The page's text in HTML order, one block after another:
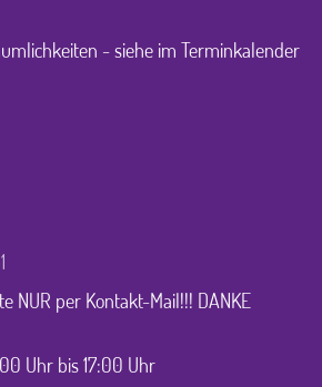
- siehe im Terminkalender
NUR per Kontakt-Mail!!! DANKE
Uhr bis 17:00 Uhr